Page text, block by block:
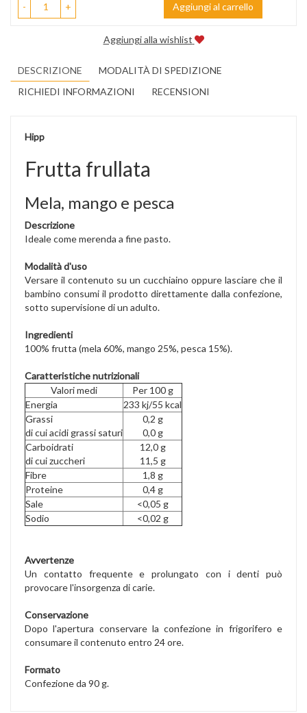
- + Aggiungi al carrello
Aggiungi alla wishlist
DESCRIZIONE
MODALITÀ DI SPEDIZIONE
RICHIEDI INFORMAZIONI
RECENSIONI
Hipp
Frutta frullata
Mela, mango e pesca
Descrizione
Ideale come merenda a fine pasto.
Modalità d'uso
Versare il contenuto su un cucchiaino oppure lasciare che il
bambino consumi il prodotto direttamente dalla confezione,
sotto supervisione di un adulto.
Ingredienti
100% frutta (mela 60%, mango 25%, pesca 15%).
Caratteristiche nutrizionali
Valori medi
Per 100 g
Energia
233 kj/55 kcal
Grassi
di cui acidi grassi saturi
0,2 g
0,0 g
Carboidrati
di cui zuccheri
12,0 g
11,5 g
Fibre
1,8 g
Proteine
0,4 g
Sale
<0,05 g
Sodio
<0,02 g
Avvertenze
Un contatto frequente e prolungato con i denti può
provocare l'insorgenza di carie.
Conservazione
Dopo l'apertura conservare la confezione in frigorifero e
consumare il contenuto entro 24 ore.
Formato
Confezione da 90 g.